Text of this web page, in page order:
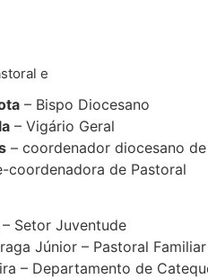
e
– Bispo Diocesano
– Vigário Geral
– coordenador diocesano
coordenadora de Pastoral
Setor Juventude
Júnior – Pastoral Familiar
– Departamento de